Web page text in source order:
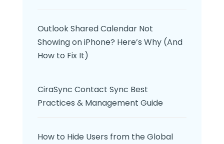
Outlook Shared Calendar Not
Showing on iPhone? Here’s Why (And
How to Fix It)
CiraSync Contact Sync Best
Practices & Management Guide
How to Hide Users from the Global